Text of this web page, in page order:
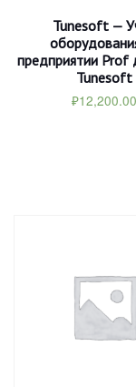
Tunesoft —
предприятии Prof
Tunesoft
₽12,200.00